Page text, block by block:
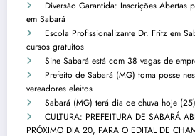
Diversão Garantida: Inscrições Abertas
em Sabará
Escola Profissionalizante Dr. Fritz em
cursos gratuitos
Sine Sabará está com 38 vagas de
Prefeito de Sabará (MG) toma posse
vereadores eleitos
Sabará (MG) terá dia de chuva hoje
CULTURA: PREFEITURA DE SABARÁ
PRÓXIMO DIA 20, PARA O EDITAL DE